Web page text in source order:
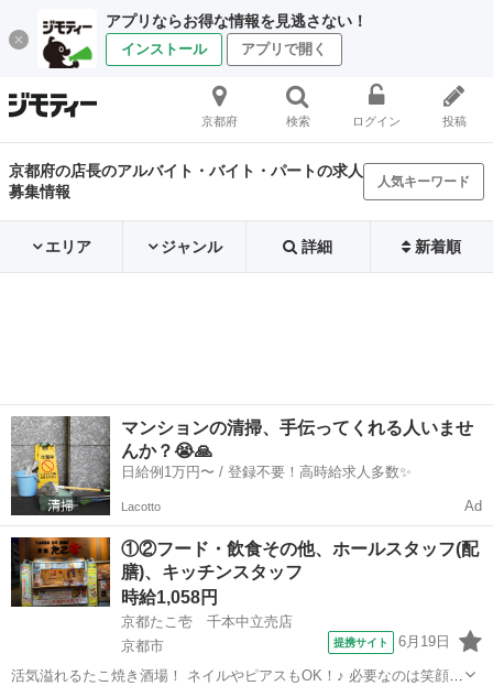
アプリならお得な情報を見逃さない！
インストール アプリで開く
京都府 検索 ログイン 投稿
京都府の店長のアルバイト・バイト・パートの求人
募集情報
人気キーワード
エリア ジャンル 詳細 新着順
マンションの清掃、手伝ってくれる人いませ
んか？😭🙏
日給例1万円〜 / 登録不要！高時給求人多数✨
Lacotto Ad
①②フード・飲食その他、ホールスタッフ(配
膳)、キッチンスタッフ
時給1,058円
京都たこ壱 千本中立売店
京都市
提携サイト 6月19日
活気溢れるたこ焼き酒場！ ネイルやピアスもOK！♪ 必要なのは笑顔と